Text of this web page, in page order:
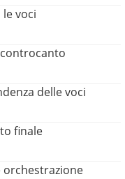
voci
delle voci
finale
orchestrazione